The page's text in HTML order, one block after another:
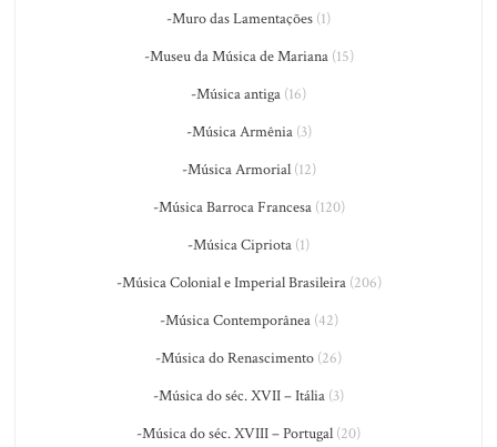
-Muro das Lamentações (1)
-Museu da Música de Mariana(15)
-Música antiga (16)
-Música Armênia(3)
-Música Armorial(12)
-Música Barroca Francesa(120)
-Música Cipriota (1)
-Música Colonial e Imperial Brasileira(206)
-Música Contemporânea(42)
-Música do Renascimento (26)
-Música do séc. XVII – Itália (3)
-Música do séc. XVIII – Portugal (20)